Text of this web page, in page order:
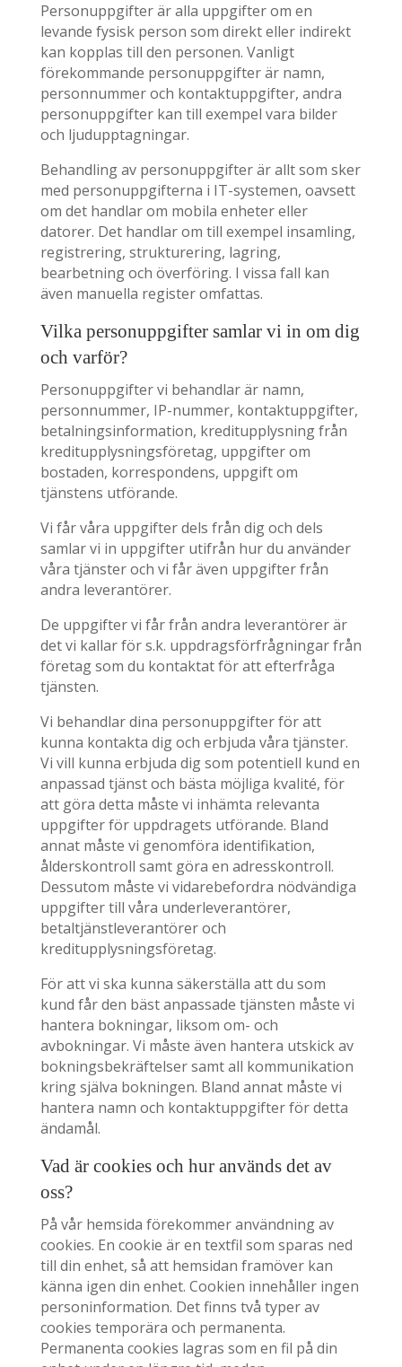
Personuppgifter är alla uppgifter om en
levande fysisk person som direkt eller indirekt
kan kopplas till den personen. Vanligt
förekommande personuppgifter är namn,
personnummer och kontaktuppgifter, andra
personuppgifter kan till exempel vara bilder
och ljudupptagningar.
Behandling av personuppgifter är allt som sker
med personuppgifterna i IT-systemen, oavsett
om det handlar om mobila enheter eller
datorer. Det handlar om till exempel insamling,
registrering, strukturering, lagring,
bearbetning och överföring. I vissa fall kan
även manuella register omfattas.
Vilka personuppgifter samlar vi in om dig
och varför?
Personuppgifter vi behandlar är namn,
personnummer, IP-nummer, kontaktuppgifter,
betalningsinformation, kreditupplysning från
kreditupplysningsföretag, uppgifter om
bostaden, korrespondens, uppgift om
tjänstens utförande.
Vi får våra uppgifter dels från dig och dels
samlar vi in uppgifter utifrån hur du använder
våra tjänster och vi får även uppgifter från
andra leverantörer.
De uppgifter vi får från andra leverantörer är
det vi kallar för s.k. uppdragsförfrågningar från
företag som du kontaktat för att efterfråga
tjänsten.
Vi behandlar dina personuppgifter för att
kunna kontakta dig och erbjuda våra tjänster.
Vi vill kunna erbjuda dig som potentiell kund en
anpassad tjänst och bästa möjliga kvalité, för
att göra detta måste vi inhämta relevanta
uppgifter för uppdragets utförande. Bland
annat måste vi genomföra identifikation,
ålderskontroll samt göra en adresskontroll.
Dessutom måste vi vidarebefordra nödvändiga
uppgifter till våra underleverantörer,
betaltjänstleverantörer och
kreditupplysningsföretag.
För att vi ska kunna säkerställa att du som
kund får den bäst anpassade tjänsten måste vi
hantera bokningar, liksom om- och
avbokningar. Vi måste även hantera utskick av
bokningsbekräftelser samt all kommunikation
kring själva bokningen. Bland annat måste vi
hantera namn och kontaktuppgifter för detta
ändamål.
Vad är cookies och hur används det av
oss?
På vår hemsida förekommer användning av
cookies. En cookie är en textfil som sparas ned
till din enhet, så att hemsidan framöver kan
känna igen din enhet. Cookien innehåller ingen
personinformation. Det finns två typer av
cookies temporära och permanenta.
Permanenta cookies lagras som en fil på din